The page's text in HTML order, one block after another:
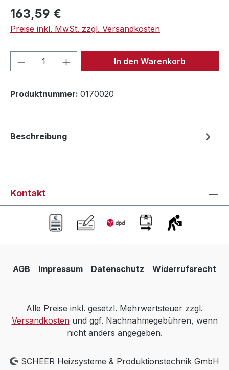
Regulärer Preis:
163,59 €
Preise inkl. MwSt. zzgl. Versandkosten
Produkt Anzahl: Gib denIn den Warenkorb
Produktnummer: 0170020
Beschreibung
Kontakt
AGB Impressum Datenschutz Widerrufsrecht
Alle Preise inkl. gesetzl. Mehrwertsteuer zzgl.
Versandkostenund ggf. Nachnahmegebühren, wenn
nicht anders angegeben.
SCHEER Heizsysteme & Produktionstechnik GmbH